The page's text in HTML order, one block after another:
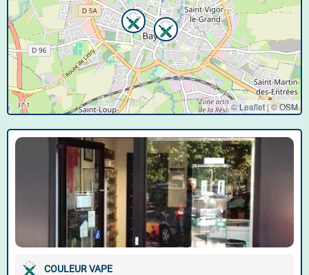
© Leaflet |©OSM
COULEUR VAPE